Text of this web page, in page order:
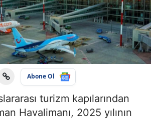
Abone Ol
turizm kapılarından
Havalimanı, 2025 yılının